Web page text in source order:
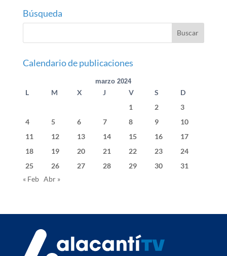
Búsqueda
Calendario de publicaciones
marzo 2024
L M X J V S
D
1
2
3
4
5 6 7 8 9
10
11
12 13 14 15 16
17
18
19 20 21 22 23
24
25
26 27 28 29 30
31
« Feb Abr »